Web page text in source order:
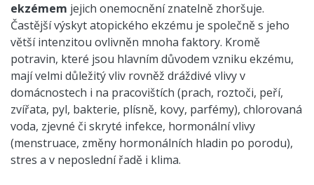
ekzémem jejich onemocnění znatelně zhoršuje.
Častější výskyt atopického ekzému je společně s jeho
větší intenzitou ovlivněn mnoha faktory. Kromě
potravin, které jsou hlavním důvodem vzniku ekzému,
mají velmi důležitý vliv rovněž dráždivé vlivy v
domácnostech i na pracovištích (prach, roztoči, peří,
zvířata, pyl, bakterie, plísně, kovy, parfémy), chlorovaná
voda, zjevné či skryté infekce, hormonální vlivy
(menstruace, změny hormonálních hladin po porodu),
stres a v neposlední řadě i klima.